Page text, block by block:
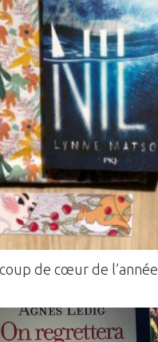
de cœur de l’année